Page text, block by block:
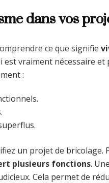
dans vos
ce que signifie
vraiment nécessaire et
:
un projet de bricolage.
plusieurs fonctions.
Cela permet de